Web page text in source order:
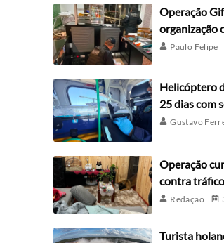
Operação
organização
Paulo Felipe
Helicóptero
25 dias com
Gustavo
Operação
contra
Redação
Turista